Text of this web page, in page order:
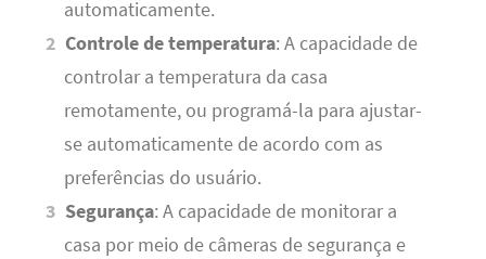
automaticamente.
Controle de temperatura: A capacidade de
controlar a temperatura da casa
remotamente, ou programá-la para ajustar-
se automaticamente de acordo com as
preferências do usuário.
Segurança: A capacidade de monitorar a
casa por meio de câmeras de segurança e